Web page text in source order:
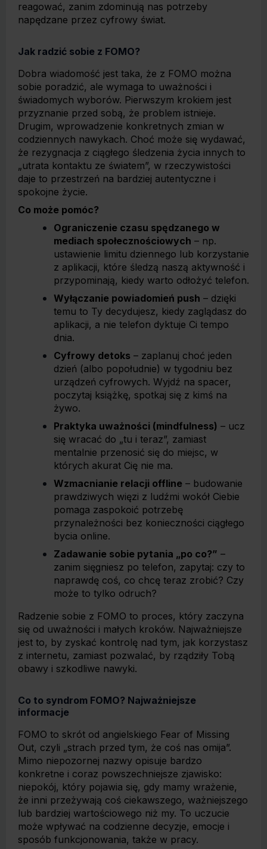
reagować, zanim zdominują nas potrzeby
napędzane przez cyfrowy świat.
Jak radzić sobie z FOMO?
Dobra wiadomość jest taka, że z FOMO można
sobie poradzić, ale wymaga to uważności i
świadomych wyborów. Pierwszym krokiem jest
przyznanie przed sobą, że problem istnieje.
Drugim, wprowadzenie konkretnych zmian w
codziennych nawykach. Choć może się wydawać,
że rezygnacja z ciągłego śledzenia życia innych to
„utrata kontaktu ze światem”, w rzeczywistości
daje to przestrzeń na bardziej autentyczne i
spokojne życie.
Co może pomóc?
Ograniczenie czasu spędzanego w
mediach społecznościowych – np.
ustawienie limitu dziennego lub korzystanie
z aplikacji, które śledzą naszą aktywność i
przypominają, kiedy warto odłożyć telefon.
Wyłączanie powiadomień push – dzięki
temu to Ty decydujesz, kiedy zaglądasz do
aplikacji, a nie telefon dyktuje Ci tempo
dnia.
Cyfrowy detoks – zaplanuj choć jeden
dzień (albo popołudnie) w tygodniu bez
urządzeń cyfrowych. Wyjdź na spacer,
poczytaj książkę, spotkaj się z kimś na
żywo.
Praktyka uważności (mindfulness) – ucz
się wracać do „tu i teraz”, zamiast
mentalnie przenosić się do miejsc, w
których akurat Cię nie ma.
Wzmacnianie relacji offline – budowanie
prawdziwych więzi z ludźmi wokół Ciebie
pomaga zaspokoić potrzebę
przynależności bez konieczności ciągłego
bycia online.
Zadawanie sobie pytania „po co?” –
zanim sięgniesz po telefon, zapytaj: czy to
naprawdę coś, co chcę teraz zrobić? Czy
może to tylko odruch?
Radzenie sobie z FOMO to proces, który zaczyna
się od uważności i małych kroków. Najważniejsze
jest to, by zyskać kontrolę nad tym, jak korzystasz
z internetu, zamiast pozwalać, by rządziły Tobą
obawy i szkodliwe nawyki.
Co to syndrom FOMO? Najważniejsze
informacje
FOMO to skrót od angielskiego Fear of Missing
Out, czyli „strach przed tym, że coś nas omija”.
Mimo niepozornej nazwy opisuje bardzo
konkretne i coraz powszechniejsze zjawisko:
niepokój, który pojawia się, gdy mamy wrażenie,
że inni przeżywają coś ciekawszego, ważniejszego
lub bardziej wartościowego niż my. To uczucie
może wpływać na codzienne decyzje, emocje i
sposób funkcjonowania, także w pracy.